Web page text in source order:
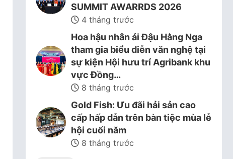
SUMMIT AWARRDS 2026
4 tháng trước
Hoa hậu nhân ái Đậu Hằng Nga
tham gia biểu diễn văn nghệ tại
sự kiện Hội hưu trí Agribank khu
vực Đồng…
8 tháng trước
Gold Fish: Ưu đãi hải sản cao
cấp hấp dẫn trên bàn tiệc mùa lễ
hội cuối năm
8 tháng trước